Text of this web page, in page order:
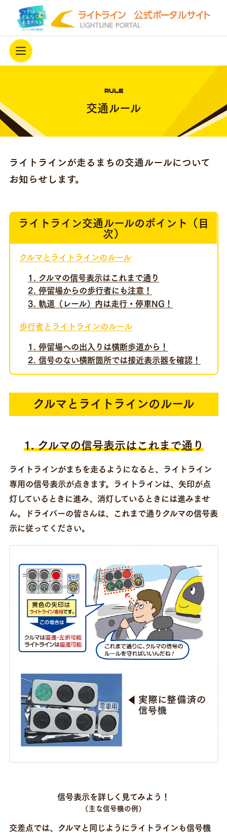
駅西側延伸
ライトラインを応援する
プライバシーポリシー
RULE
交通ルール
ライトラインが走るまちの交通ルールについて
お知らせします。
ライトライン交通ルールのポイント（目
次）
クルマとライトラインのルール
1. クルマの信号表示はこれまで通り
2. 停留場からの歩行者にも注意！
3. 軌道（レール）内は走行・停車NG！
歩行者とライトラインのルール
1. 停留場への出入りは横断歩道から！
2. 信号のない横断箇所では接近表示器を確認！
クルマとライトラインのルール
1. クルマの信号表示はこれまで通り
ライトラインがまちを走るようになると、ライトライン
専用の信号表示が点きます。
ライトラインは、矢印が点
灯しているときに進み、消灯しているときには進みませ
ん。
ドライバーの皆さんは、これまで通りクルマの信号表
示に従ってください。
信号表示を詳しく見てみよう！
（主な信号機の例）
交差点では、クルマと同じようにライトラインも信号機